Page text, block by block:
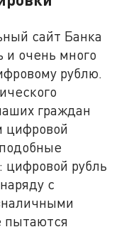
сайт Банка
и очень много
рублю.
граждан
цифровой
рубль
с
пытаются